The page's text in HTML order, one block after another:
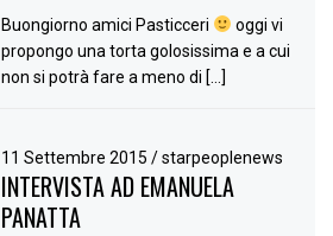
Buongiorno amici Pasticceri
oggi vi
propongo una torta golosissima e a cui
non si potrà fare a meno di […]
11 Settembre 2015/ starpeoplenews
INTERVISTA AD EMANUELA
PANATTA